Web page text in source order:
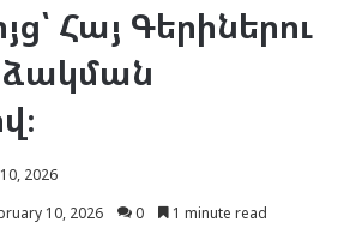
Հայ Գերիներու
2026
10, 2026
0 1 minute read